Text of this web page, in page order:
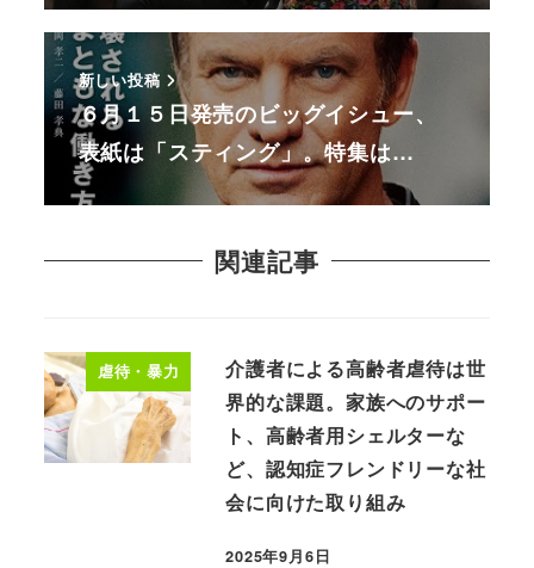
新しい投稿
６月１５日発売のビッグイシュー、
表紙は「スティング」。特集は…
関連記事
虐待・暴力
介護者による高齢者虐待は世
界的な課題。家族へのサポー
ト、高齢者用シェルターな
ど、認知症フレンドリーな社
会に向けた取り組み
2025年9月6日